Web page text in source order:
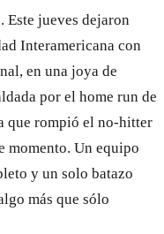
Este jueves dejaron
Interamericana con
en una joya de
por el home run de
que rompió el no-hitter
momento. Un equipo
y un solo batazo
más que sólo